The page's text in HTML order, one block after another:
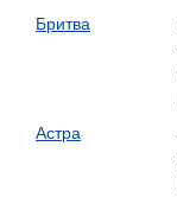
Бритва
Астра